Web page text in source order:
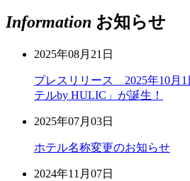
Information お知らせ
2025年08月21日
プレスリリース 2025年10月
テルby HULIC」が誕生！
2025年07月03日
ホテル名称変更のお知らせ
2024年11月07日